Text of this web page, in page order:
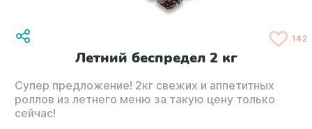
142
Летний беспредел 2 кг
Супер предложение! 2кг свежих и аппетитных
роллов из летнего меню за такую цену только
сейчас!